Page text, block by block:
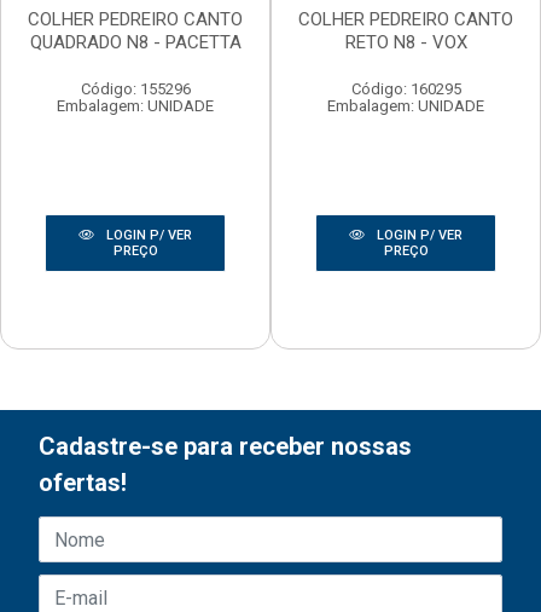
COLHER PEDREIRO CANTO
QUADRADO N8 - PACETTA
Código: 155296
Embalagem: UNIDADE
LOGIN P/ VER
PREÇO
COLHER PEDREIRO CANTO
RETO N8 - VOX
Código: 160295
Embalagem: UNIDADE
LOGIN P/ VER
PREÇO
Cadastre-se para receber nossas
ofertas!